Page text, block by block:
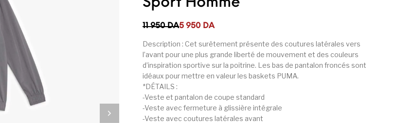
11 950 DA
Le prix initial était : 11 950DA.
5 950 DA
Le prix actuel est : 5 950DA.
Description : Cet surêtement présente des coutures latérales vers
l’avant pour une plus grande liberté de mouvement et des couleurs
d’inspiration sportive sur la poitrine. Les bas de pantalon froncés sont
idéaux pour mettre en valeur les baskets PUMA.
*DÉTAILS :
-Veste et pantalon de coupe standard
-Veste avec fermeture à glissière intégrale
-Veste avec coutures latérales avant